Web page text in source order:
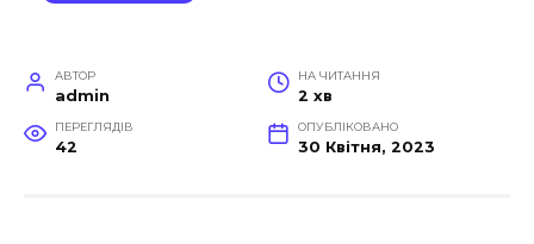
АВТОР
admin
НА ЧИТАННЯ
2 хв
ПЕРЕГЛЯДІВ
42
ОПУБЛІКОВАНО
30 Квітня, 2023